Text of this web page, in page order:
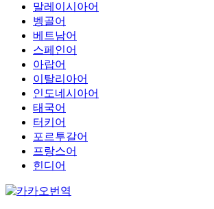
말레이시아어
벵골어
베트남어
스페인어
아랍어
이탈리아어
인도네시아어
태국어
터키어
포르투갈어
프랑스어
힌디어